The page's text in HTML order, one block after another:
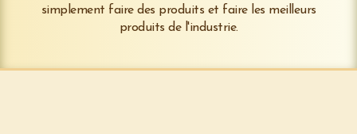
simplement faire des produits et faire les meilleurs
produits de l'industrie.